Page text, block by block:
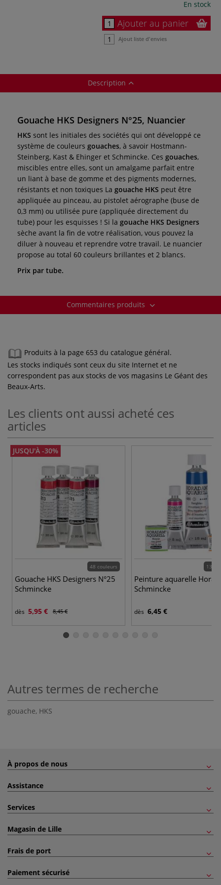
En stock
Ajouter au panier
Ajout liste d'envies
Description
Gouache HKS Designers N°25, Nuancier
HKS sont les initiales des sociétés qui ont développé ce
système de couleurs gouaches, à savoir Hostmann-
Steinberg, Kast & Ehinger et Schmincke. Ces gouaches,
miscibles entre elles, sont un amalgame parfait entre
un liant à base de gomme et des pigments modernes,
résistants et non toxiques La gouache HKS peut être
appliquée au pinceau, au pistolet aérographe (buse de
0,3 mm) ou utilisée pure (appliquée directement du
tube) pour les esquisses ! Si la gouache HKS Designers
sèche avant la fin de votre réalisation, vous pouvez la
diluer à nouveau et reprendre votre travail. Le nuancier
propose au total 60 couleurs brillantes et 2 blancs.
Prix par tube.
Commentaires produits
Produits à la page 653 du catalogue général.
Les stocks indiqués sont ceux du site Internet et ne
correspondent pas aux stocks de vos magasins Le Géant des
Beaux-Arts.
Les clients ont aussi acheté ces
articles
JUSQU'À -30%
48 couleurs
Gouache HKS Designers N°25
Schmincke
dès 5,95 € 8,45 €
139
Peinture aquarelle
Schmincke
dès 6,45 €
Autres termes de recherche
gouache, HKS
À propos de nous
Assistance
Services
Magasin de Lille
Frais de port
Paiement sécurisé